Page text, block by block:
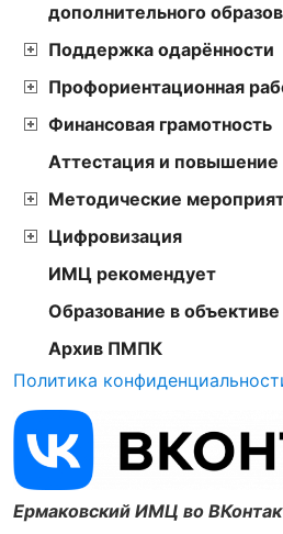
дополнительного
Поддержка одарённости
Профориентационная
Финансовая грамотность
Аттестация и
Методические
Цифровизация
ИМЦ рекомендует
Образование в
Архив ПМПК
Политика
Ермаковский ИМЦ во